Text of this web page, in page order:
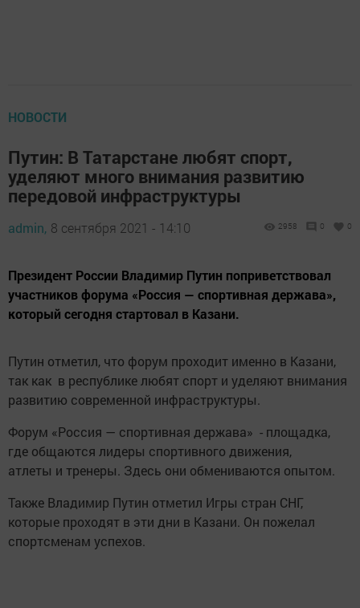
НОВОСТИ
Путин: В Татарстане любят спорт,
уделяют много внимания развитию
передовой инфраструктуры
admin, 8 сентября 2021 - 14:10 2958 0 0
Президент России Владимир Путин поприветствовал
участников форума «Россия — спортивная держава»,
который сегодня стартовал в Казани.
Путин отметил, что форум проходит именно в Казани,
так как в республике любят спорт и уделяют внимания
развитию современной инфраструктуры.
Форум «Россия — спортивная держава» - площадка,
где общаются лидеры спортивного движения,
атлеты и тренеры. Здесь они обмениваются опытом.
Также Владимир Путин отметил Игры стран СНГ,
которые проходят в эти дни в Казани. Он пожелал
спортсменам успехов.